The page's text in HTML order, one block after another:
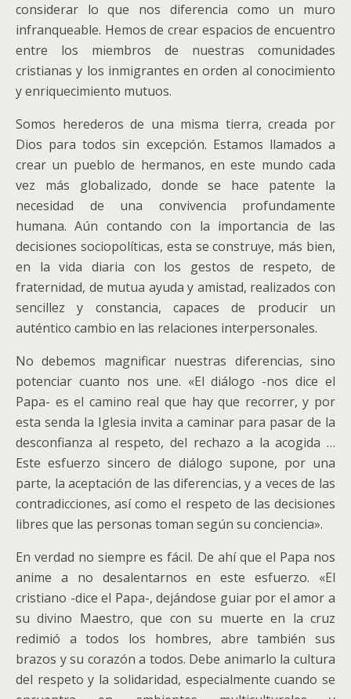
considerar lo que nos diferencia como un muro
infranqueable. Hemos de crear espacios de encuentro
entre los miembros de nuestras comunidades
cristianas y los inmigrantes en orden al conocimiento
y enriquecimiento mutuos.
Somos herederos de una misma tierra, creada por
Dios para todos sin excepción. Estamos llamados a
crear un pueblo de hermanos, en este mundo cada
vez más globalizado, donde se hace patente la
necesidad de una convivencia profundamente
humana. Aún contando con la importancia de las
decisiones sociopolíticas, esta se construye, más bien,
en la vida diaria con los gestos de respeto, de
fraternidad, de mutua ayuda y amistad, realizados con
sencillez y constancia, capaces de producir un
auténtico cambio en las relaciones interpersonales.
No debemos magnificar nuestras diferencias, sino
potenciar cuanto nos une. «El diálogo -nos dice el
Papa- es el camino real que hay que recorrer, y por
esta senda la Iglesia invita a caminar para pasar de la
desconfianza al respeto, del rechazo a la acogida …
Este esfuerzo sincero de diálogo supone, por una
parte, la aceptación de las diferencias, y a veces de las
contradicciones, así como el respeto de las decisiones
libres que las personas toman según su conciencia».
En verdad no siempre es fácil. De ahí que el Papa nos
anime a no desalentarnos en este esfuerzo. «El
cristiano -dice el Papa-, dejándose guiar por el amor a
su divino Maestro, que con su muerte en la cruz
redimió a todos los hombres, abre también sus
brazos y su corazón a todos. Debe animarlo la cultura
del respeto y la solidaridad, especialmente cuando se